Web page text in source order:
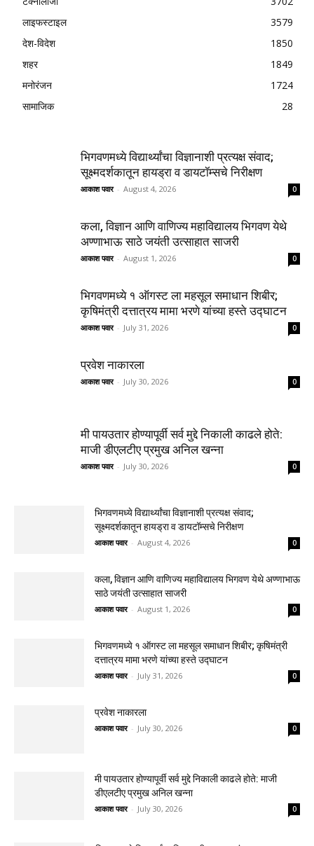
लाइफस्टाइल
3579
देश-विदेश
1850
शहर
1849
मनोरंजन
1724
सामाजिक
28
भिगवणमध्ये विद्यार्थ्यांचा विज्ञानाशी प्रत्यक्ष संवाद;
सूक्ष्मदर्शकातून हायड्रा व डायटॉम्सचे निरीक्षण
आकाश पवार - August 4, 2026 0
कला, विज्ञान आणि वाणिज्य महाविद्यालय भिगवण येथे
अण्णाभाऊ साठे जयंती उत्साहात साजरी
आकाश पवार - August 1, 2026 0
भिगवणमध्ये १ ऑगस्ट ला महसूल समाधान शिबीर;
कृषिमंत्री दत्तात्रय मामा भरणे यांच्या हस्ते उद्घाटन
आकाश पवार - July 31, 2026 0
प्रवेश नाकारला
आकाश पवार - July 30, 2026 0
मी पायउतार होण्यापूर्वी सर्व मुद्दे निकाली काढले होते:
माजी डीएलटीए प्रमुख अनिल खन्ना
आकाश पवार - July 30, 2026 0
भिगवणमध्ये विद्यार्थ्यांचा विज्ञानाशी प्रत्यक्ष संवाद;
सूक्ष्मदर्शकातून हायड्रा व डायटॉम्सचे निरीक्षण
आकाश पवार - August 4, 2026 0
कला, विज्ञान आणि वाणिज्य महाविद्यालय भिगवण येथे अण्णाभाऊ
साठे जयंती उत्साहात साजरी
आकाश पवार - August 1, 2026 0
भिगवणमध्ये १ ऑगस्ट ला महसूल समाधान शिबीर; कृषिमंत्री
दत्तात्रय मामा भरणे यांच्या हस्ते उद्घाटन
आकाश पवार - July 31, 2026 0
प्रवेश नाकारला
आकाश पवार - July 30, 2026 0
मी पायउतार होण्यापूर्वी सर्व मुद्दे निकाली काढले होते: माजी
डीएलटीए प्रमुख अनिल खन्ना
आकाश पवार - July 30, 2026 0